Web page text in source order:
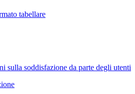
tabellare
sulla soddisfazione da parte degli utenti